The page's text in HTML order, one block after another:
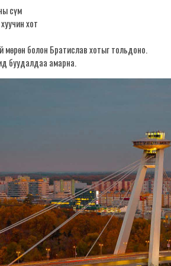
сүм
хот
мөрөн болон Братислав хотыг тольдоно.
буудалдаа амарна.